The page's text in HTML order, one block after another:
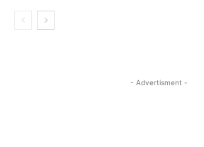
- Advertisment -